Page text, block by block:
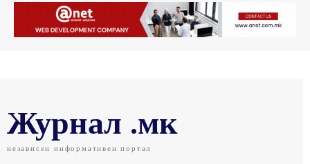
Журнал .мк
независен информативен портал